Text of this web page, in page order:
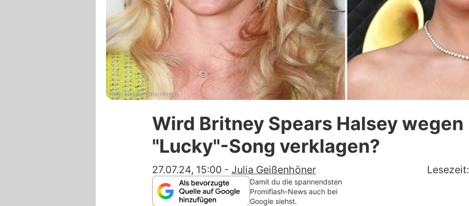
App runterladen
Team
Redaktionelle Richtlinien
Impressum
Datenschutzerklärung
Nutzungsbedingungen
Utiq verwalten
Getty Images, Getty Images
Wird Britney Spears Halsey wegen
"Lucky"-Song verklagen?
27.07.24, 15:00 - Julia Geißenhöner Lesezeit:
Damit du die spannendsten
Promiflash-News auch bei
Google siehst.